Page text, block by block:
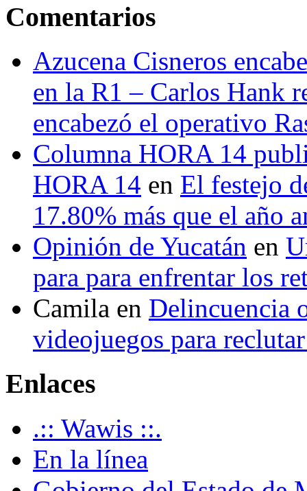
Comentarios
Azucena Cisneros
en la R1 – Carlos Hank
encabezó el operativo
Columna HORA 14
HORA 14 en El festejo
17.80% más que el año
Opinión de Yucatán en
para para enfrentar los
Camila en Delincuencia
videojuegos para
Enlaces
.:: Wawis ::.
En la línea